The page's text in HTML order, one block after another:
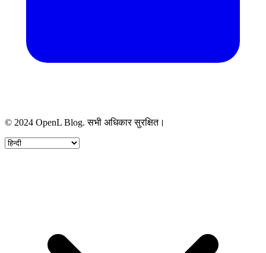
© 2024 OpenL Blog. सभी अधिकार सुरक्षित।